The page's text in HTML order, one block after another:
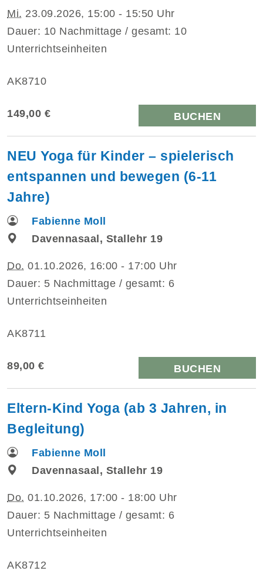
Mi. 23.09.2026, 15:00 - 15:50 Uhr
Dauer: 10 Nachmittage / gesamt: 10
Unterrichtseinheiten
AK8710
149,00 € BUCHEN
NEU Yoga für Kinder – spielerisch
entspannen und bewegen (6-11
Jahre)
Fabienne Moll
Davennasaal, Stallehr 19
Do. 01.10.2026, 16:00 - 17:00 Uhr
Dauer: 5 Nachmittage / gesamt: 6
Unterrichtseinheiten
AK8711
89,00 € BUCHEN
Eltern-Kind Yoga (ab 3 Jahren, in
Begleitung)
Fabienne Moll
Davennasaal, Stallehr 19
Do. 01.10.2026, 17:00 - 18:00 Uhr
Dauer: 5 Nachmittage / gesamt: 6
Unterrichtseinheiten
AK8712